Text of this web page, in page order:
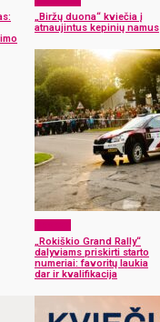
„Biržų duona“ kviečia į
atnaujintus kepinių namus
„Rokiškio Grand Rally“
dalyviams priskirti starto
numeriai: favoritų laukia
dar ir kvalifikacija